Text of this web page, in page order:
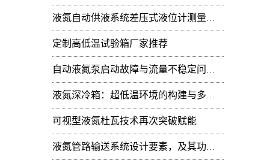
液氮自动供液系统差压式液位计测量值周期性
定制高低温试验箱厂家推荐
自动液氮泵启动故障与流量不稳定问题：技术排查
液氮深冷箱：超低温环境的构建与多领域技术赋能
可视型液氮杜瓦技术再次突破赋能
液氮管路输送系统设计要素，及其功能开发